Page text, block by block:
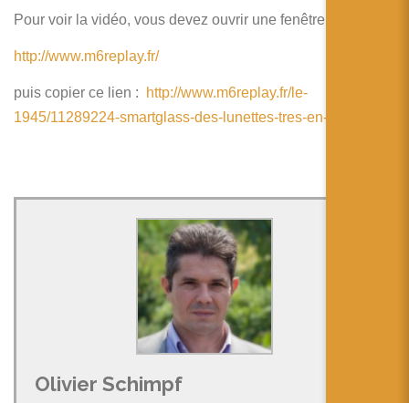
Pour voir la vidéo, vous devez ouvrir une fenêtre avec :
http://www.m6replay.fr/
puis copier ce lien :
http://www.m6replay.fr/le-
1945/11289224-smartglass-des-lunettes-tres-en-vue
Olivier Schimpf